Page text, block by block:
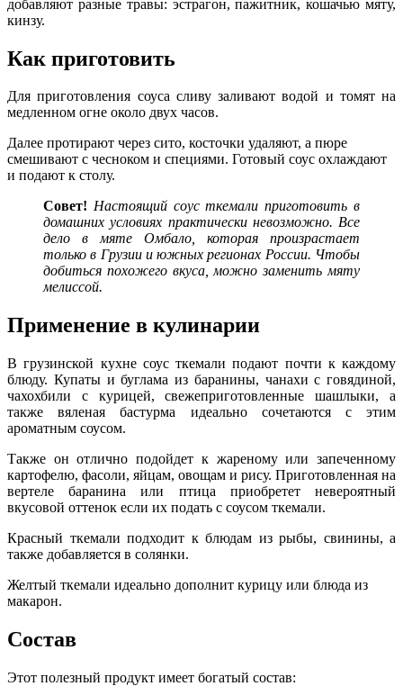
добавляют разные травы: эстрагон, пажитник, кошачью мяту,
кинзу.
Как приготовить
Для приготовления соуса сливу заливают водой и томят на
медленном огне около двух часов.
Далее протирают через сито, косточки удаляют, а пюре
смешивают с чесноком и специями. Готовый соус охлаждают
и подают к столу.
Совет! Настоящий соус ткемали приготовить в
домашних условиях практически невозможно. Все
дело в мяте Омбало, которая произрастает
только в Грузии и южных регионах России. Чтобы
добиться похожего вкуса, можно заменить мяту
мелиссой.
Применение в кулинарии
В грузинской кухне соус ткемали подают почти к каждому
блюду. Купаты и буглама из баранины, чанахи с говядиной,
чахохбили с курицей, свежеприготовленные шашлыки, а
также вяленая бастурма идеально сочетаются с этим
ароматным соусом.
Также он отлично подойдет к жареному или запеченному
картофелю, фасоли, яйцам, овощам и рису. Приготовленная на
вертеле баранина или птица приобретет невероятный
вкусовой оттенок если их подать с соусом ткемали.
Красный ткемали подходит к блюдам из рыбы, свинины, а
также добавляется в солянки.
Желтый ткемали идеально дополнит курицу или блюда из
макарон.
Состав
Этот полезный продукт имеет богатый состав: